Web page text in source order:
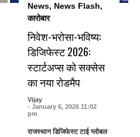
News, News Flash,
कारोबार
निवेश-भरोसा-भविष्य:
डिजिफेस्ट 2026:
स्टार्टअप्स को सक्सेस
का नया रोडमैप
Vijay
- January 6, 2026 11:02
pm
राजस्थान डिजिफेस्ट टाई ग्लोबल